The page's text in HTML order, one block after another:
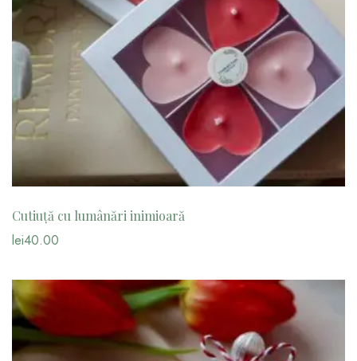
Cutiuță cu lumânări inimioară
lei40.00